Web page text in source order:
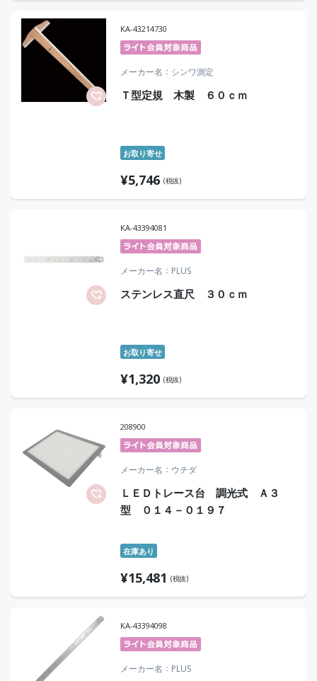
KA-43214730
メーカー名 シンワ測定
Ｔ型定規 木製 ６０ｃｍ
お取り寄せ
¥5,746 (税抜)
KA-43394081
メーカー名 PLUS
ステンレス直尺 ３０ｃｍ
お取り寄せ
¥1,320 (税抜)
208900
メーカー名 ウチダ
ＬＥＤトレース台 調光式 Ａ３
型 ０１４－０１９７
在庫あり
¥15,481 (税抜)
KA-43394098
メーカー名 PLUS